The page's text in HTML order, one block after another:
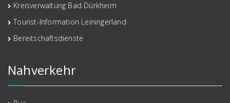
Kreisverwaltung Bad Dürkheim
Tourist-Information Leiningerland
Bereitschaftsdienste
Nahverkehr